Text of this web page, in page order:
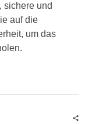
sichere und
auf die
um das